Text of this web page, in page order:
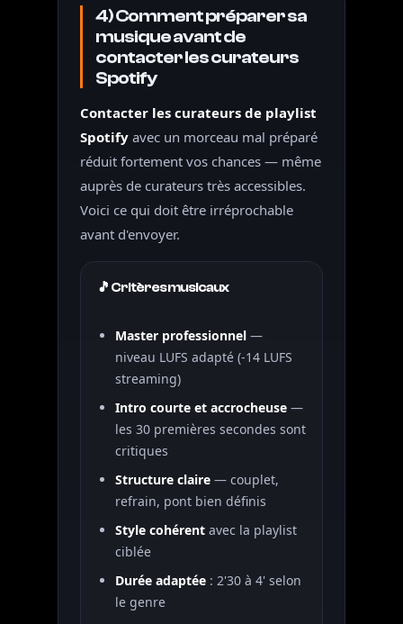
4) Comment préparer sa
musique avant de
contacter les curateurs
Spotify
Contacter les curateurs de playlist
Spotifyavec un morceau mal préparé
réduit fortement vos chances — même
auprès de curateurs très accessibles.
Voici ce qui doit être irréprochable
avant d'envoyer.
🎵 Critères musicaux
Master professionnel—
niveau LUFS adapté (-14 LUFS
streaming)
Intro courte et accrocheuse—
les 30 premières secondes sont
critiques
Structure claire— couplet,
refrain, pont bien définis
Style cohérentavec la playlist
ciblée
Durée adaptée: 2'30 à 4' selon
le genre